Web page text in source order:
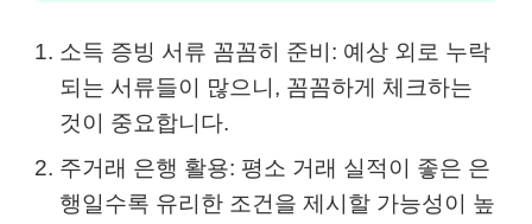
소득 증빙 서류 꼼꼼히 준비: 예상 외로 누락
되는 서류들이 많으니, 꼼꼼하게 체크하는
것이 중요합니다.
주거래 은행 활용: 평소 거래 실적이 좋은 은
행일수록 유리한 조건을 제시할 가능성이 높